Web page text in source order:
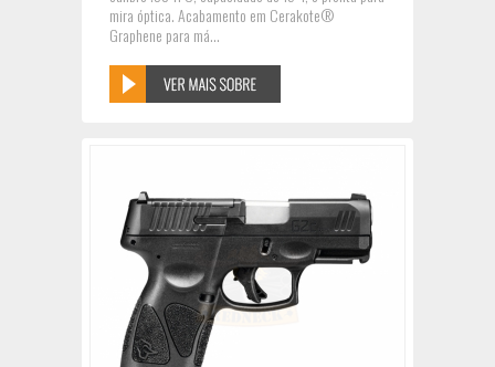
mira óptica. Acabamento em Cerakote®
Graphene para má...